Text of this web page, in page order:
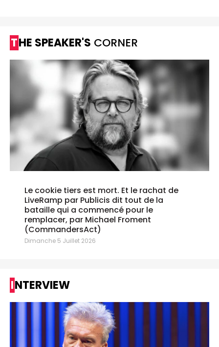
THE SPEAKER'S CORNER
Le cookie tiers est mort. Et le rachat de
LiveRamp par Publicis dit tout de la
bataille qui a commencé pour le
remplacer, par Michael Froment
(CommandersAct)
Dimanche 5 Juillet 2026
INTERVIEW